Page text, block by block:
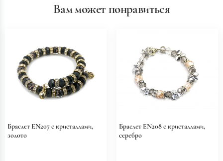
Вам может понравиться
Браслет EN207 с кристаллами,
золото
Браслет EN208 с кристаллами,
серебро